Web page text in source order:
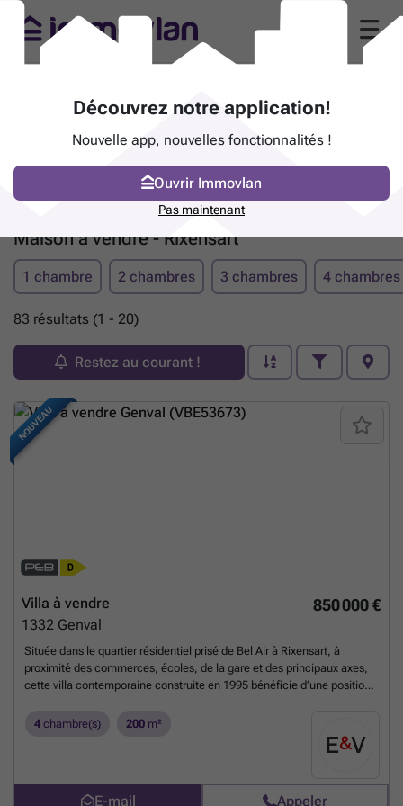
Maison à vendre - Rixensart
1 chambre 2 chambres 3 chambres 4 chambres
83 résultats (1 - 20)
Restez au courant !
NOUVEAU
850 000 €
Villa à vendre
1332 Genval
Située dans le quartier résidentiel prisé de Bel Air à Rixensart, à
proximité des commerces, écoles, de la gare et des principaux axes,
cette villa contemporaine construite en 1995 bénéficie d’une position
environnement. Édifiée sur un terrain de ± 11 ares 40, elle développe ±
200 m² habitables (± 310 m² bâtis) et séduit par ses volumes
harmonieux, sa belle luminosité et sa distribution fonctionnelle. Le hall
mène vers un vaste séjour en L de ± 46 m², largement ouvert sur le
4 chambre(s) 200 m²
E-mail Appeler
Découvrez notre application!
Nouvelle app, nouvelles fonctionnalités !
Ouvrir Immovlan
Pas maintenant